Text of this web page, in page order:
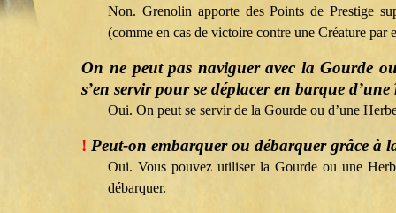
Non. Grenolin apporte des Points de Prestige
(comme en cas de victoire contre une Créature par
On ne peut pas naviguer avec la Gourde
s’en servir pour se déplacer en barque
Oui. On peut se servir de la Gourde ou d’une
! Peut-on embarquer ou débarquer grâce à
Oui. Vous pouvez utiliser la Gourde ou une
débarquer.